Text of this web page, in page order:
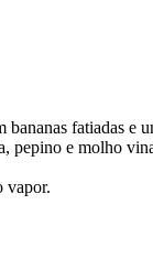
fatiadas e
pepino e molho
vapor.